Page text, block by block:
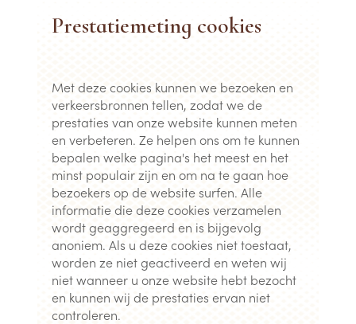
Prestatiemeting cookies
Met deze cookies kunnen we bezoeken en
verkeersbronnen tellen, zodat we de
prestaties van onze website kunnen meten
en verbeteren. Ze helpen ons om te kunnen
bepalen welke pagina's het meest en het
minst populair zijn en om na te gaan hoe
bezoekers op de website surfen. Alle
informatie die deze cookies verzamelen
wordt geaggregeerd en is bijgevolg
anoniem. Als u deze cookies niet toestaat,
worden ze niet geactiveerd en weten wij
niet wanneer u onze website hebt bezocht
en kunnen wij de prestaties ervan niet
controleren.